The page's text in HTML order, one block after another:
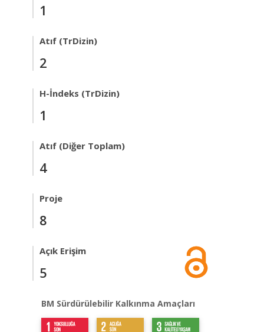
1
Atıf (TrDizin)
2
H-İndeks (TrDizin)
1
Atıf (Diğer Toplam)
4
Proje
8
Açık Erişim
5
BM Sürdürülebilir Kalkınma Amaçları